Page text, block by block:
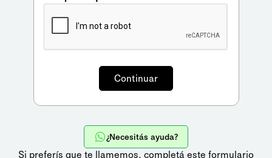
¿Necesitás ayuda?
Si preferís que te llamemos, completá este formulario